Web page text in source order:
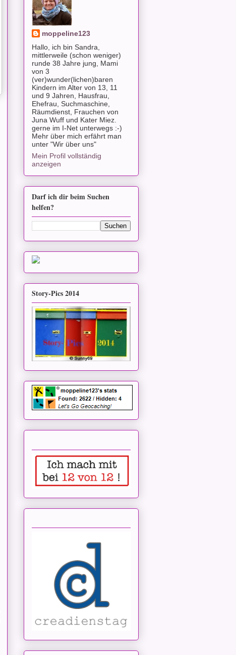
moppeline123
Hallo, ich bin Sandra,
mittlerweile (schon weniger)
runde 38 Jahre jung, Mami
von 3
(ver)wunder(lichen)baren
Kindern im Alter von 13, 11
und 9 Jahren, Hausfrau,
Ehefrau, Suchmaschine,
Räumdienst, Frauchen von
Juna Wuff und Kater Miez.
gerne im I-Net unterwegs :-)
Mehr über mich erfährt man
unter "Wir über uns"
Mein Profil vollständig
anzeigen
Darf ich dir beim Suchen
helfen?
Story-Pics 2014